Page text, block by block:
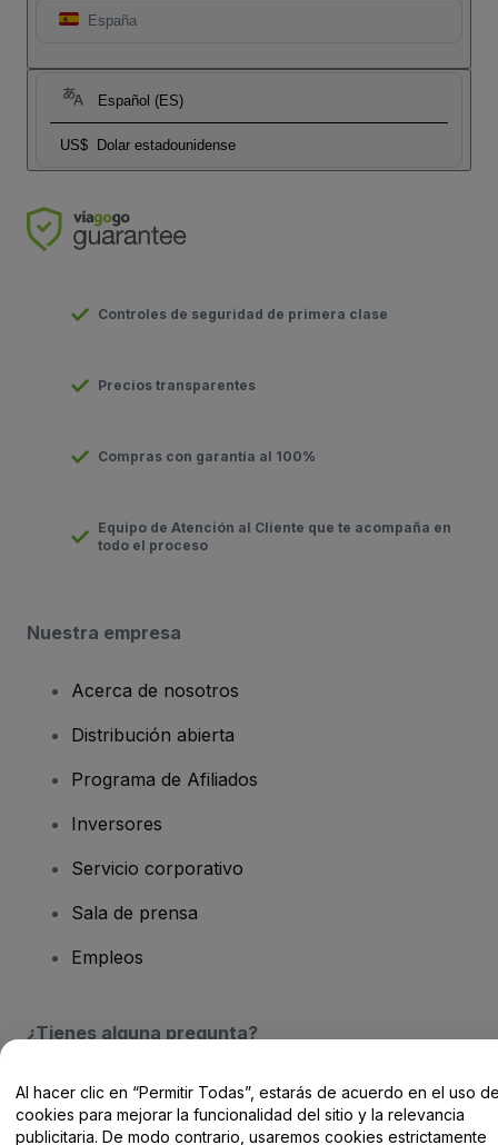
España
Español (ES)
US$ Dolar estadounidense
Controles de seguridad de primera clase
Precios transparentes
Compras con garantía al 100%
Equipo de Atención al Cliente que te acompaña en
todo el proceso
Nuestra empresa
Acerca de nosotros
Distribución abierta
Programa de Afiliados
Inversores
Servicio corporativo
Sala de prensa
Empleos
¿Tienes alguna pregunta?
Centro de Ayuda / Contacto
Al hacer clic en “Permitir Todas”, estarás de acuerdo en el uso
cookies para mejorar la funcionalidad del sitio y la relevancia
publicitaria. De modo contrario, usaremos cookies estrictamente